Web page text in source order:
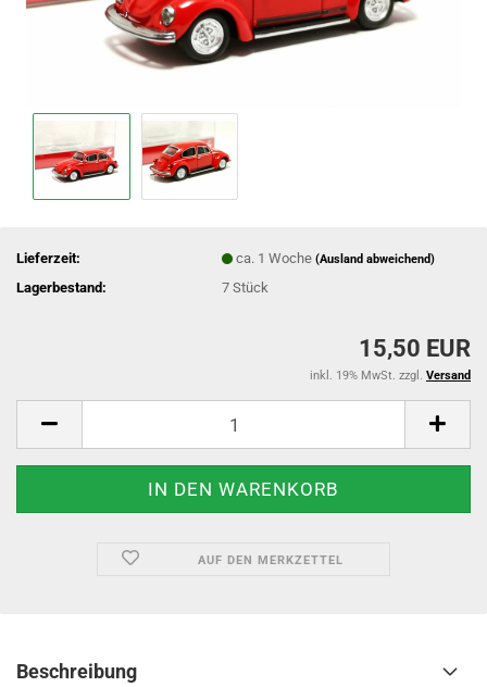
Lieferzeit: ca. 1 Woche(Ausland abweichend)
Lagerbestand: 7Stück
15,50 EUR
inkl. 19% MwSt. zzgl. Versand
AUF DEN MERKZETTEL
Beschreibung